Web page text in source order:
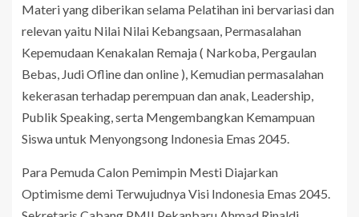
Materi yang diberikan selama Pelatihan ini bervariasi dan
relevan yaitu Nilai Nilai Kebangsaan, Permasalahan
Kepemudaan Kenakalan Remaja ( Narkoba, Pergaulan
Bebas, Judi Ofline dan online ), Kemudian permasalahan
kekerasan terhadap perempuan dan anak, Leadership,
Publik Speaking, serta Mengembangkan Kemampuan
Siswa untuk Menyongsong Indonesia Emas 2045.
Para Pemuda Calon Pemimpin Mesti Diajarkan
Optimisme demi Terwujudnya Visi Indonesia Emas 2045.